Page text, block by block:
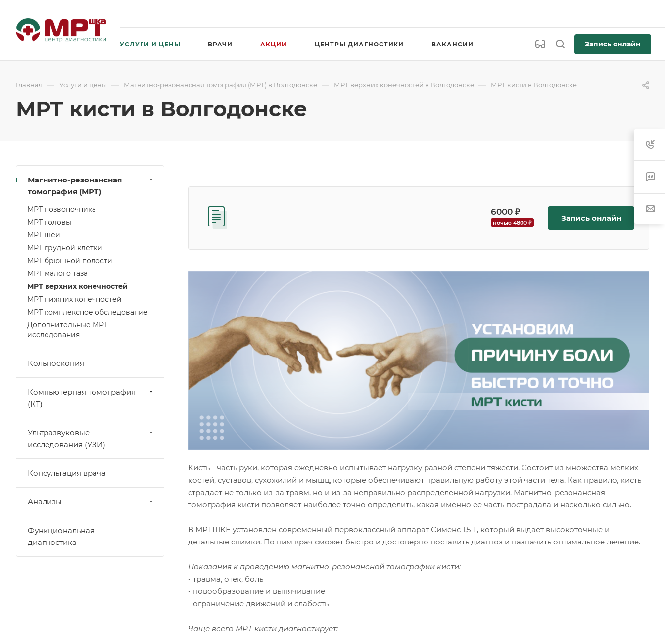
УСЛУГИ И ЦЕНЫ ВРАЧИ АКЦИИ ЦЕНТРЫ ДИАГНОСТИКИ ВАКАНСИИ Запись онлайн
Главная — Услуги и цены — Магнитно-резонансная томография (МРТ) в Волгодонске — МРТ верхних конечностей в Волгодонске — МРТ кисти в Волгодонске
МРТ кисти в Волгодонске
6000 ₽
ночью 4800 ₽ Запись онлайн
Кисть - часть руки, которая ежедневно испытывает нагрузку разной степени тяжести. Состоит из множества мелких
костей, суставов, сухожилий и мышц, которые обеспечивают правильную работу этой части тела. Как правило, кисть
страдает не только из-за травм, но и из-за неправильно распределенной нагрузки. Магнитно-резонансная
томография кисти позволяет наиболее точно определить, какая именно ее часть пострадала и насколько сильно.
В МРТШКЕ установлен современный первоклассный аппарат Сименс 1,5 Т, который выдает высокоточные и
детальные снимки. По ним врач сможет быстро и достоверно поставить диагноз и назначить оптимальное лечение.
Показания к проведению магнитно-резонансной томографии кисти:
- травма, отек, боль
- новообразование и выпячивание
- ограничение движений и слабость
Чаще всего МРТ кисти диагностирует:
Магнитно-резонансная
томография (МРТ)
МРТ позвоночника
МРТ головы
МРТ шеи
МРТ грудной клетки
МРТ брюшной полости
МРТ малого таза
МРТ верхних конечностей
МРТ нижних конечностей
МРТ комплексное обследование
Дополнительные МРТ-
исследования
Кольпоскопия
Компьютерная томография
(КТ)
Ультразвуковые
исследования (УЗИ)
Консультация врача
Анализы
Функциональная
диагностика